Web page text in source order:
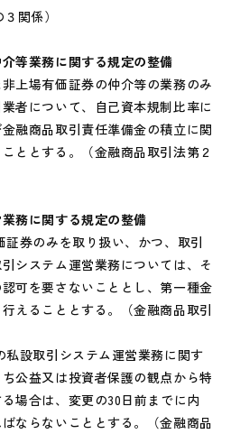
関係）
等業務に関する規定の整備
上場有価証券の仲介等の業務のみ
者について、自己資本規制比率に
融商品取引責任準備金の積立に関
ととする。（金融商品取引法第２
務に関する規定の整備
券のみを取り扱い、かつ、取引
システム運営業務については、そ
可を要さないこととし、第一種金
えることとする。（金融商品取引
設取引システム運営業務に関す
公益又は投資者保護の観点から特
場合は、変更の30日前までに内
ならないこととする。（金融商品